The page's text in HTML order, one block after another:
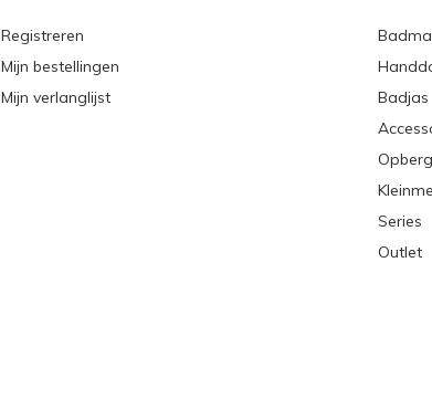
Registreren
Mijn bestellingen
Mijn verlanglijst
Badjas
Series
Outlet